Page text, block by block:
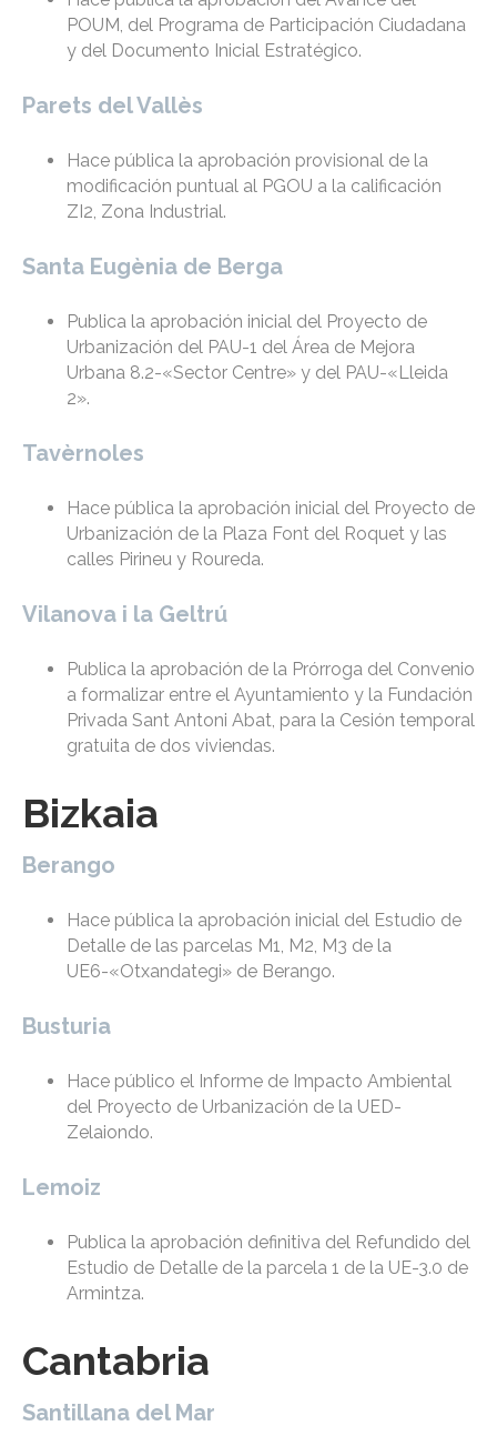
POUM, del Programa de Participación Ciudadana
y del Documento Inicial Estratégico.
Parets del Vallès
Hace pública la aprobación provisional de la
modificación puntual al PGOU a la calificación
ZI2, Zona Industrial.
Santa Eugènia de Berga
Publica la aprobación inicial del Proyecto de
Urbanización del PAU-1 del Área de Mejora
Urbana 8.2-«Sector Centre» y del PAU-«Lleida
2».
Tavèrnoles
Hace pública la aprobación inicial del Proyecto de
Urbanización de la Plaza Font del Roquet y las
calles Pirineu y Roureda.
Vilanova i la Geltrú
Publica la aprobación de la Prórroga del Convenio
a formalizar entre el Ayuntamiento y la Fundación
Privada Sant Antoni Abat, para la Cesión temporal
gratuita de dos viviendas.
Bizkaia
Berango
Hace pública la aprobación inicial del Estudio de
Detalle de las parcelas M1, M2, M3 de la
UE6-«Otxandategi» de Berango.
Busturia
Hace público el Informe de Impacto Ambiental
del Proyecto de Urbanización de la UED-
Zelaiondo.
Lemoiz
Publica la aprobación definitiva del Refundido del
Estudio de Detalle de la parcela 1 de la UE-3.0 de
Armintza.
Cantabria
Santillana del Mar